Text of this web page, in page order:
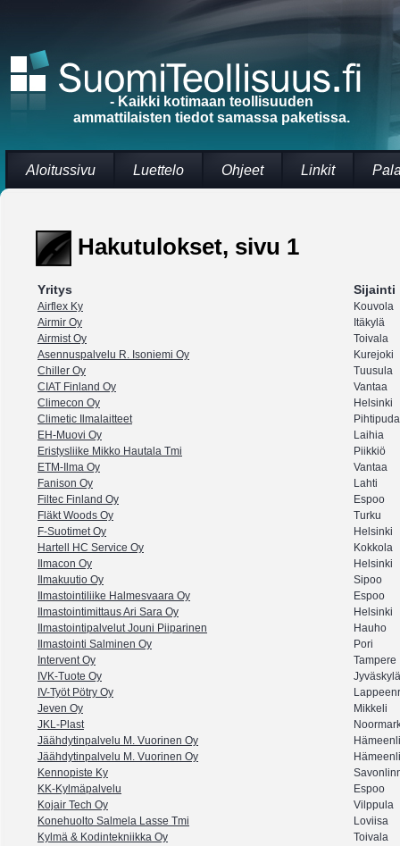
- Kaikki kotimaan teollisuuden
ammattilaisten tiedot samassa paketissa.
Aloitussivu Luettelo Ohjeet Linkit
Hakutulokset, sivu 1
Yritys Sijainti
Airflex Ky
Kouvola
Airmir Oy
Itäkylä
Airmist Oy
Toivala
Asennuspalvelu R. Isoniemi Oy
Kurejoki
Chiller Oy
Tuusula
CIAT Finland Oy
Vantaa
Climecon Oy
Helsinki
Climetic Ilmalaitteet
EH-Muovi Oy
Laihia
Eristysliike Mikko Hautala Tmi
Piikkiö
ETM-Ilma Oy
Vantaa
Fanison Oy
Lahti
Filtec Finland Oy
Espoo
Fläkt Woods Oy
Turku
F-Suotimet Oy
Helsinki
Hartell HC Service Oy
Kokkola
Ilmacon Oy
Helsinki
Ilmakuutio Oy
Sipoo
Ilmastointiliike Halmesvaara Oy
Espoo
Ilmastointimittaus Ari Sara Oy
Helsinki
Ilmastointipalvelut Jouni Piiparinen
Hauho
Ilmastointi Salminen Oy
Pori
Intervent Oy
Tampere
IVK-Tuote Oy
Jyväskylä
IV-Työt Pötry Oy
Jeven Oy
Mikkeli
JKL-Plast
Jäähdytinpalvelu M. Vuorinen Oy
Jäähdytinpalvelu M. Vuorinen Oy
Kennopiste Ky
KK-Kylmäpalvelu
Espoo
Kojair Tech Oy
Vilppula
Konehuolto Salmela Lasse Tmi
Loviisa
Kylmä & Kodintekniikka Oy
Toivala